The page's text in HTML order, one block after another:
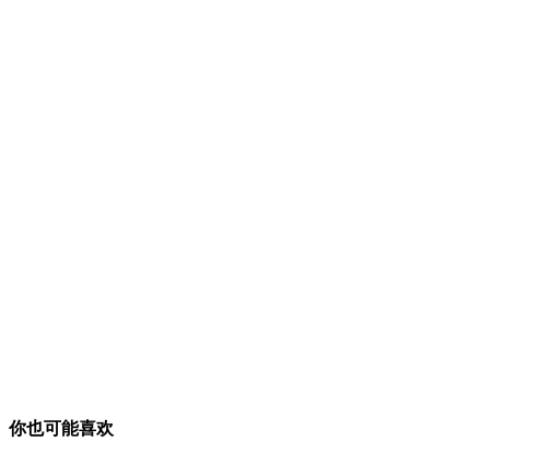
你也可能喜欢